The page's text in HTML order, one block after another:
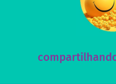
Acesse nossas redes
nossos posts
acesse